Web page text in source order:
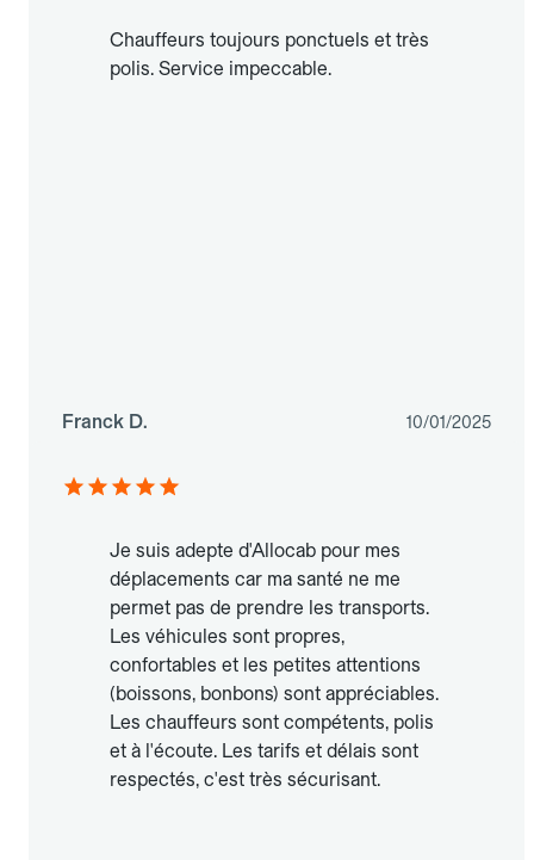
Chauffeurs toujours ponctuels et très
polis. Service impeccable.
Franck D. 10/01/2025
Je suis adepte d'Allocab pour mes
déplacements car ma santé ne me
permet pas de prendre les transports.
Les véhicules sont propres,
confortables et les petites attentions
(boissons, bonbons) sont appréciables.
Les chauffeurs sont compétents, polis
et à l'écoute. Les tarifs et délais sont
respectés, c'est très sécurisant.